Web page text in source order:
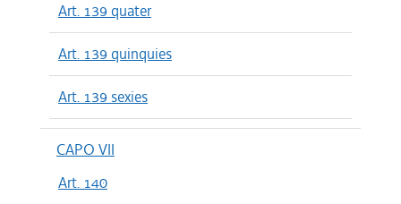
Art. 139 quater
Art. 139 quinquies
Art. 139 sexies
CAPO VII
Art. 140